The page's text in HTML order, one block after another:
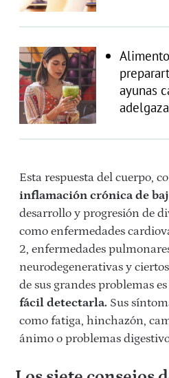
ayunas
Esta respuesta del cuerpo,
inflamación crónica de
desarrollo y progresión de
como enfermedades
2, enfermedades
neurodegenerativas y
de sus grandes problemas
fácil detectarla. Sus
como fatiga, hinchazón,
ánimo o problemas